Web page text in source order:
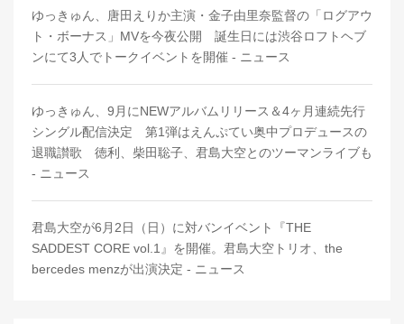
ゆっきゅん、唐田えりか主演・金子由里奈監督の「ログアウ
ト・ボーナス」MVを今夜公開 誕生日には渋谷ロフトヘブ
ンにて3人でトークイベントを開催 - ニュース
ゆっきゅん、9月にNEWアルバムリリース＆4ヶ月連続先行
シングル配信決定 第1弾はえんぷてい奥中プロデュースの
退職讃歌 徳利、柴田聡子、君島大空とのツーマンライブも
- ニュース
君島大空が6月2日（日）に対バンイベント『THE
SADDEST CORE vol.1』を開催。君島大空トリオ、the
bercedes menzが出演決定 - ニュース